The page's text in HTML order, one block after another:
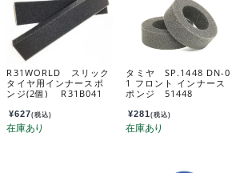
R31WORLD スリック
タイヤ用インナースポ
ンジ(2個) R31B041
¥627(税込)
タミヤ SP.1448 DN-0
1 フロント インナース
ポンジ 51448
¥281(税込)